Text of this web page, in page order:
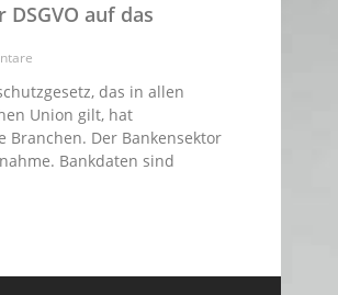
auf das
das in allen
Union gilt, hat
Branchen. Der Bankensektor
Bankdaten sind